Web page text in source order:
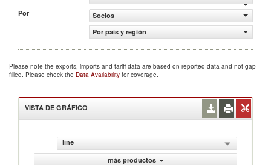
Por
Socios
Por país y región
Please note the exports, imports and tariff data are based on reported data and not gap
filled. Please check the Data Availability for coverage.
VISTA DE GRÁFICO
line
más productos